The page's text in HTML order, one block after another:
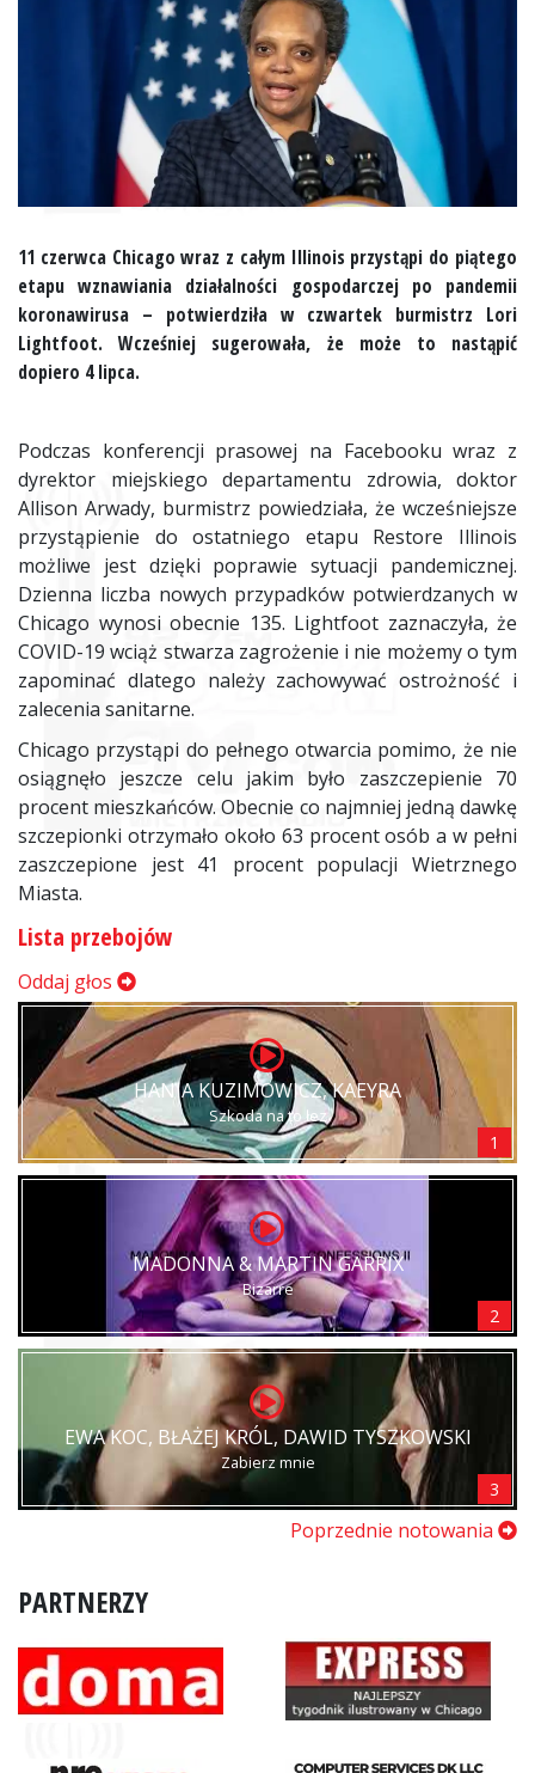
11 czerwca Chicago wraz z całym Illinois przystąpi do piątego
etapu wznawiania działalności gospodarczej po pandemii
koronawirusa – potwierdziła w czwartek burmistrz Lori
Lightfoot. Wcześniej sugerowała, że może to nastąpić
dopiero 4 lipca.
Podczas konferencji prasowej na Facebooku wraz z
dyrektor miejskiego departamentu zdrowia, doktor
Allison Arwady, burmistrz powiedziała, że wcześniejsze
przystąpienie do ostatniego etapu Restore Illinois
możliwe jest dzięki poprawie sytuacji pandemicznej.
Dzienna liczba nowych przypadków potwierdzanych w
Chicago wynosi obecnie 135. Lightfoot zaznaczyła, że
COVID-19 wciąż stwarza zagrożenie i nie możemy o tym
zapominać dlatego należy zachowywać ostrożność i
zalecenia sanitarne.
Chicago przystąpi do pełnego otwarcia pomimo, że nie
osiągnęło jeszcze celu jakim było zaszczepienie 70
procent mieszkańców. Obecnie co najmniej jedną dawkę
szczepionki otrzymało około 63 procent osób a w pełni
zaszczepione jest 41 procent populacji Wietrznego
Miasta.
Lista przebojów
Oddaj głos
HANIA KUZIMOWICZ, KAEYRA
Szkoda na to łez
1
MADONNA & MARTIN GARRIX
Bizarre
2
EWA KOC, BŁAŻEJ KRÓL, DAWID TYSZKOWSKI
Zabierz mnie
3
Poprzednie notowania
PARTNERZY